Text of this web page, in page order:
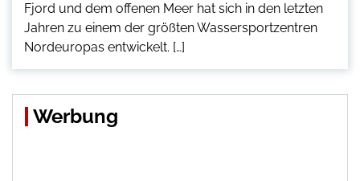
Fjord und dem offenen Meer hat sich in den letzten
Jahren zu einem der größten Wassersportzentren
Nordeuropas entwickelt. […]
Werbung